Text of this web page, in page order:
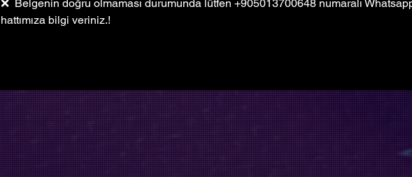
❌  Belgenin doğru olmaması durumunda lütfen +905013700648 numaralı
hattımıza bilgi veriniz.!